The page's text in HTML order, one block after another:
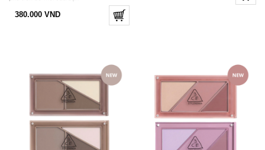
380.000 VND